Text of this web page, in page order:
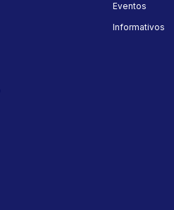
Eventos
Informativos